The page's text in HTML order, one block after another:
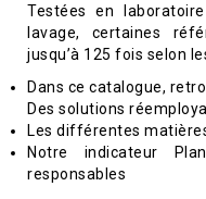
Testées en
lavage, certaines
jusqu’à 125 fois selon
Dans ce catalogue,
Des solutions
Les différentes
Notre indicateur
responsables